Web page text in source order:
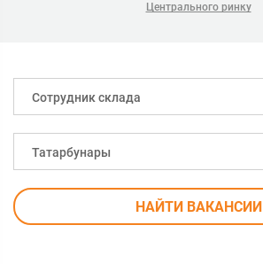
Центрального ринку
Сотрудник склада
Татарбунары
НАЙТИ ВАКАНСИИ